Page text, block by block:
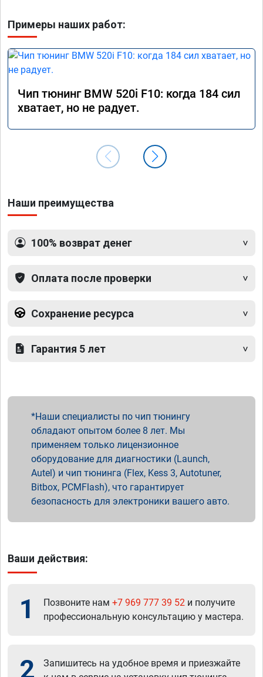
Примеры наших работ:
Чип тюнинг BMW 520i F10: когда 184 сил
хватает, но не радует.
Наши преимущества
100% возврат денег
Оплата после проверки
Сохранение ресурса
Гарантия 5 лет
Наши специалисты по чип тюнингу
обладают опытом более 8 лет. Мы
применяем только лицензионное
оборудование для диагностики (Launch,
Autel) и чип тюнинга (Flex, Kess 3, Autotuner,
Bitbox, PCMFlash), что гарантирует
безопасность для электроники вашего авто.
Ваши действия:
1 Позвоните нам +7 969 777 39 52 и получите
профессиональную консультацию у мастера.
2
Запишитесь на удобное время и приезжайте